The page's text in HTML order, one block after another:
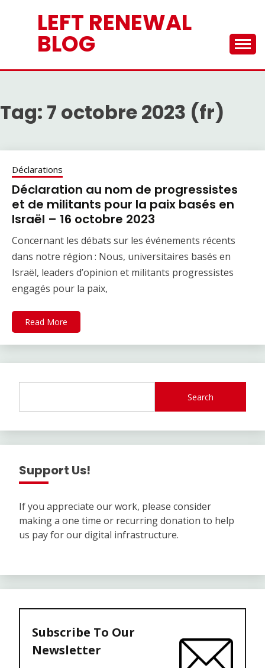
LEFT RENEWAL
BLOG
Tag: 7 octobre 2023 (fr)
Déclarations
Déclaration au nom de progressistes
et de militants pour la paix basés en
Israël – 16 octobre 2023
Concernant les débats sur les événements récents
dans notre région : Nous, universitaires basés en
Israël, leaders d’opinion et militants progressistes
engagés pour la paix,
Read More
Search
Support Us!
If you appreciate our work, please consider
making a one time or recurring donation to help
us pay for our digital infrastructure.
Subscribe To Our
Newsletter